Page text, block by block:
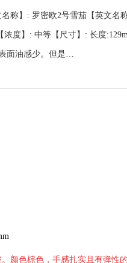
名称】: 罗密欧2号雪茄【英文名
浓度】: 中等【尺寸】: 长度
面油感少。但是…
颜色棕色，手感扎实且有弹性